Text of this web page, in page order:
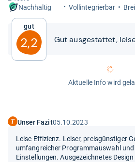
Nachhaltig
Vollin­te­grier­bar
Gut
2,2 Gut aus­ge­stat­tet,
Aktuelle Info wird
Unser Fazit05.10.2023
Leise Effizienz. Leiser, preisgünstiger
umfangreicher Programmauswahl
Einstellungen. Ausgezeichnetes